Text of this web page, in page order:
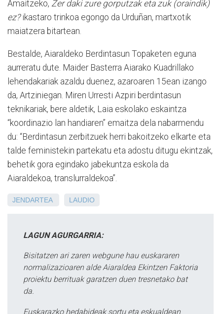
Amaitzeko, Zer daki zure gorputzak eta zuk (oraindik)
ez?ikastaro trinkoa egongo da Urduñan, martxotik
maiatzera bitartean.
Bestalde, Aiaraldeko Berdintasun Topaketen eguna
aurreratu dute. Maider Basterra Aiarako Kuadrillako
lehendakariak azaldu duenez, azaroaren 15ean izango
da, Artziniegan. Miren Urresti Azpiri berdintasun
teknikariak, bere aldetik, Laia eskolako eskaintza
“koordinazio lan handiaren” emaitza dela nabarmendu
du: “Berdintasun zerbitzuek herri bakoitzeko elkarte eta
talde feministekin partekatu eta adostu ditugu ekintzak,
behetik gora egindako jabekuntza eskola da
Aiaraldekoa, translurraldekoa”.
JENDARTEA LAUDIO
LAGUN AGURGARRIA:
Bisitatzen ari zaren webgune hau euskararen
normalizazioaren alde Aiaraldea Ekintzen Faktoria
proiektu berrituak garatzen duen tresnetako bat
da.
Euskarazko hedabideak sortu eta eskualdean